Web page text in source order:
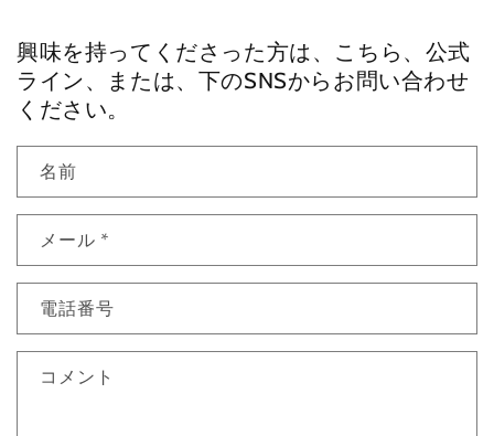
興味を持ってくださった方は、こちら、公式
ライン、または、下のSNSからお問い合わせ
ください。
名前
メール *
電話番号
コメント